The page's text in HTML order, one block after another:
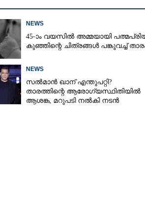
NEWS
45-ാം വയസിൽ അമ്മയായി
കുഞ്ഞിന്റെ ചിത്രങ്ങൾ പങ്കുവച്ച്
NEWS
സൽമാൻ ഖാന് എന്തുപറ്റി?
താരത്തിന്റെ ആരോഗ്യസ്ഥിതിയിൽ
ആശങ്ക, മറുപടി നൽകി നടൻ